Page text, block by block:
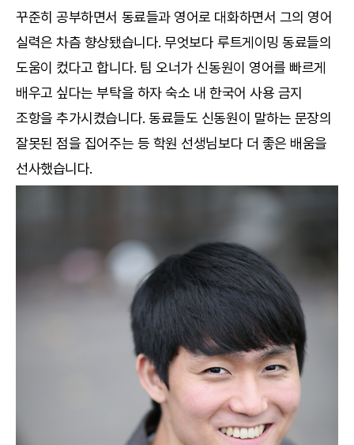
꾸준히 공부하면서 동료들과 영어로 대화하면서 그의 영어
실력은 차츰 향상됐습니다. 무엇보다 루트게이밍 동료들의
도움이 컸다고 합니다. 팀 오너가 신동원이 영어를 빠르게
배우고 싶다는 부탁을 하자 숙소 내 한국어 사용 금지
조항을 추가시켰습니다. 동료들도 신동원이 말하는 문장의
잘못된 점을 집어주는 등 학원 선생님보다 더 좋은 배움을
선사했습니다.